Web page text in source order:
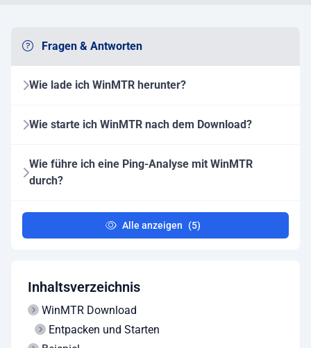
Fragen & Antworten
Wie lade ich WinMTR herunter?
Wie starte ich WinMTR nach dem Download?
Wie führe ich eine Ping-Analyse mit WinMTR
durch?
Alle anzeigen (5)
Inhaltsverzeichnis
WinMTR Download
Entpacken und Starten